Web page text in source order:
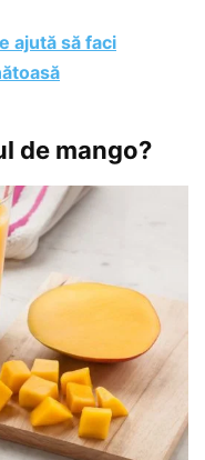
ajută să faci
de mango?